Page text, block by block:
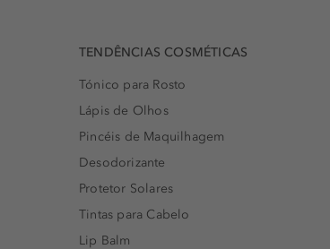
TENDÊNCIAS COSMÉTICAS
Tónico para Rosto
Lápis de Olhos
Pincéis de Maquilhagem
Desodorizante
Protetor Solares
Tintas para Cabelo
Lip Balm